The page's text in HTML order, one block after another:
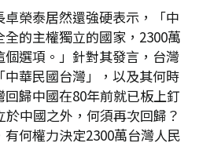
榮泰居然還強硬表示，「中
的主權獨立的國家，2300萬
選項。」針對其發言，台灣
華民國台灣」，以及其何時
歸中國在80年前就已板上釘
中國之外，何須再次回歸？
何權力決定2300萬台灣人民